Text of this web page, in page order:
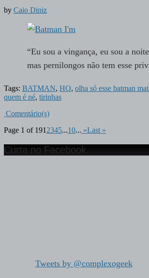
by Caio Diniz
“Eu sou a vingança, eu sou a
mas pernilongos não tem esse
Tags: BATMAN, HQ, olha só esse batman
quem é né, tirinhas
Comentário(s)
Page 1 of 191 2345...10... »Last »
Curta no Facebook
Tweets by @complexogeek